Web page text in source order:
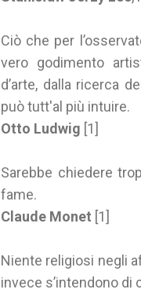
Ciò che per
vero godimento
d’arte, dalla ricerca
può tutt'al più intuire.
Otto Ludwig [1]
Sarebbe chiedere
fame.
Claude Monet [1]
Niente religiosi negli
invece s’intendono di